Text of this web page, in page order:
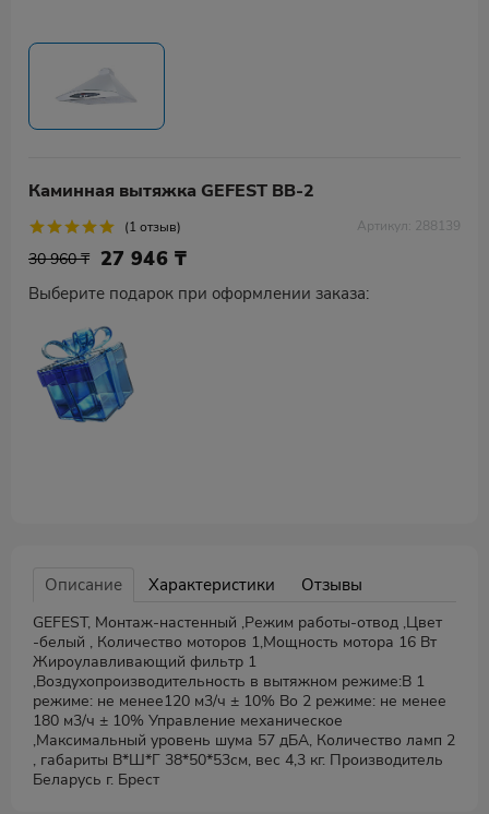
Каминная вытяжка GEFEST ВВ-2
(1 отзыв) Артикул: 288139
30 960 ₸ 27 946 ₸
Выберите подарок при оформлении заказа:
Описание Характеристики Отзывы
GEFEST, Монтаж-настенный ,Режим работы-отвод ,Цвет
-белый , Количество моторов 1,Мощность мотора 16 Вт
Жироулавливающий фильтр 1
,Воздухопроизводительность в вытяжном режиме:В 1
режиме: не менее120 м3/ч ± 10% Во 2 режиме: не менее
180 м3/ч ± 10% Управление механическое
,Максимальный уровень шума 57 дБА, Количество ламп 2
, габариты В*Ш*Г 38*50*53см, вес 4,3 кг. Производитель
Беларусь г. Брест